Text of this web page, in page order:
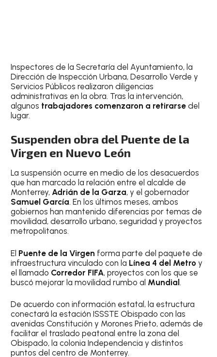
Inspectores de la Secretaría del Ayuntamiento, la
Dirección de Inspección Urbana, Desarrollo Verde y
Servicios Públicos realizaron diligencias
administrativas en la obra. Tras la intervención,
algunos trabajadores comenzaron a retirarse del
lugar.
Suspenden obra del Puente de la
Virgen en Nuevo León
La suspensión ocurre en medio de los desacuerdos
que han marcado la relación entre el alcalde de
Monterrey,Adrián de la Garza, y el gobernador
Samuel García. En los últimos meses, ambos
gobiernos han mantenido diferencias por temas de
movilidad, desarrollo urbano, seguridad y proyectos
metropolitanos.
El Puente de la Virgen forma parte del paquete de
infraestructura vinculado con la Línea 4 del Metro y
el llamado Corredor FIFA, proyectos con los que se
buscó mejorar la movilidad rumbo al Mundial.
De acuerdo con información estatal, la estructura
conectará la estación ISSSTE Obispado con las
avenidas Constitución y Morones Prieto, además de
facilitar el traslado peatonal entre la zona del
Obispado, la colonia Independencia y distintos
puntos del centro de Monterrey.